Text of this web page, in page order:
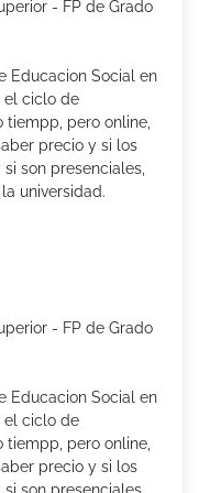
- FP de Grado
Educacion Social en
el ciclo de
pero online,
precio y si los
son presenciales,
universidad.
- FP de Grado
Educacion Social en
el ciclo de
pero online,
precio y si los
son presenciales,